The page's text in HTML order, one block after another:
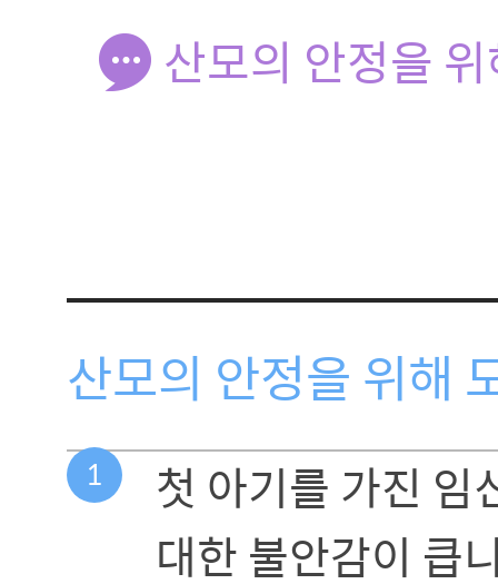
산모의 안정을
산모의 안정을 위해
1
첫 아기를 가진 임
대한 불안감이 큽